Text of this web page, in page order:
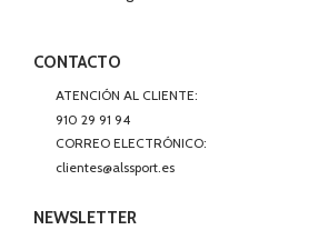
CONTACTO
ATENCIÓN AL CLIENTE:
910 29 91 94
CORREO ELECTRÓNICO:
clientes@alssport.es
NEWSLETTER